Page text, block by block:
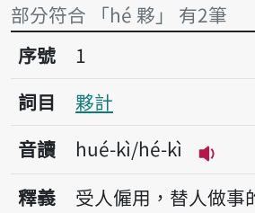
部分符合 「hé 夥」 有2筆
序號1夥計
序號
1
詞目
夥計
音讀
hué-kì/hé-kì
播放
釋義 受人僱用，替人做事